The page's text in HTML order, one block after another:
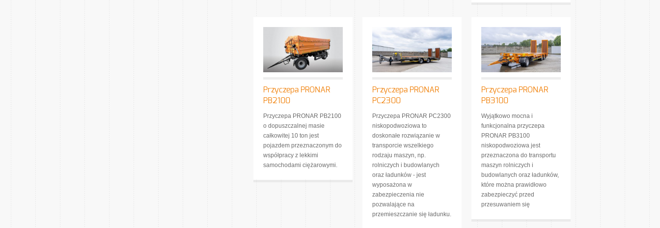
Przyczepa PRONAR
PB2100
Przyczepa PRONAR PB2100
o dopuszczalnej masie
całkowitej 10 ton jest
pojazdem przeznaczonym do
współpracy z lekkimi
samochodami ciężarowymi.
Przyczepa PRONAR
PC2300
Przyczepa PRONAR PC2300
niskopodwoziowa to
doskonałe rozwiązanie w
transporcie wszelkiego
rodzaju maszyn, np.
rolniczych i budowlanych
oraz ładunków - jest
wyposażona w
zabezpieczenia nie
pozwalające na
przemieszczanie się ładunku.
Przyczepa PRONAR
PB3100
Wyjątkowo mocna i
funkcjonalna przyczepa
PRONAR PB3100
niskopodwoziowa jest
przeznaczona do transportu
maszyn rolniczych i
budowlanych oraz ładunków,
które można prawidłowo
zabezpieczyć przed
przesuwaniem się